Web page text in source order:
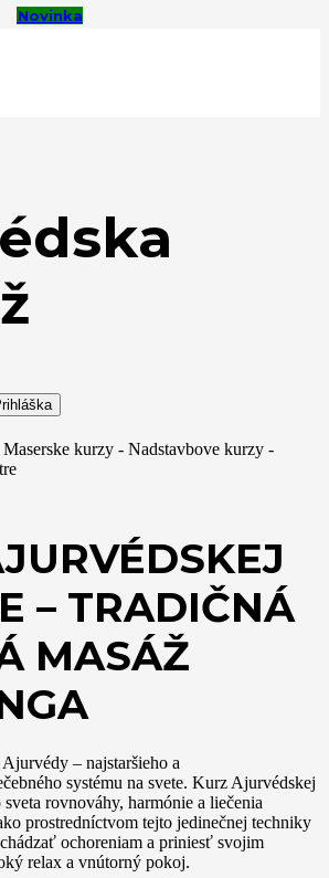
– TRADIČNÁ
MASÁŽ
– najstaršieho a
systému na svete. Kurz Ajurvédskej
sveta rovnováhy, harmónie a liečenia
prostredníctvom tejto jedinečnej techniky
ochoreniam a priniesť svojim
relax a vnútorný pokoj.
Horúce
Novinka
Novinka
Novinka